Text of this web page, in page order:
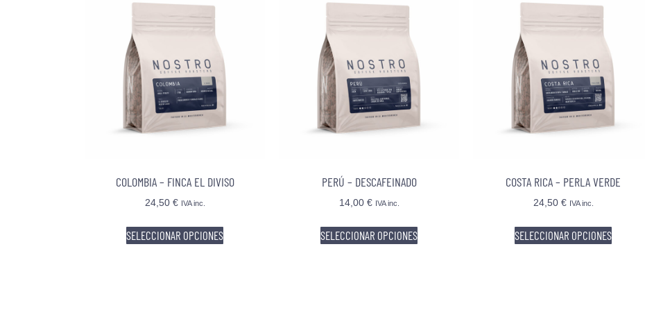
COLOMBIA – FINCA EL DIVISO
24,50 € IVA inc.
SELECCIONAR OPCIONES
PERÚ – DESCAFEINADO
14,00 € IVA inc.
SELECCIONAR OPCIONES
COSTA RICA – PERLA VERDE
24,50 € IVA inc.
SELECCIONAR OPCIONES